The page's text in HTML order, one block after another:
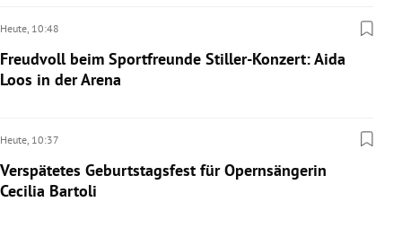
Heute, 10:48
Freudvoll beim Sportfreunde Stiller-Konzert: Aida
Loos in der Arena
Heute, 10:37
Verspätetes Geburtstagsfest für Opernsängerin
Cecilia Bartoli